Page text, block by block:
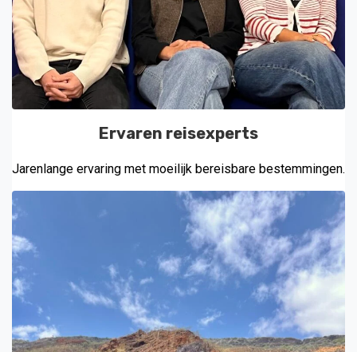
Ervaren reisexperts
Jarenlange ervaring met moeilijk bereisbare bestemmingen.